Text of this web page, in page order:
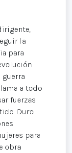
la
para
a todo
fuerzas
Duro
para
obra